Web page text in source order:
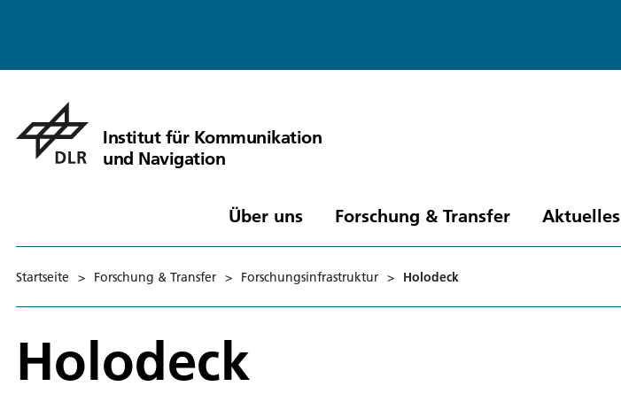
Institut für Kommunikation
und Navigation
Über uns Forschung & Transfer Aktuelles
Startseite > Forschung & Transfer > Forschungsinfrastruktur > Holodeck
Holodeck